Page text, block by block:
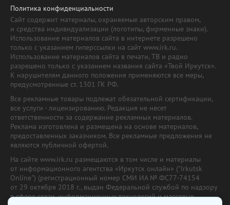
Политика конфиденциальности
Сайт содержит материалы, охраняемые авторским правом,
и средства индивидуализации (логотипы, фирменные знаки).
Использование материалов сайта в интернете разрешено
только с указанием гиперссылки на сайт www.irk.ru.
Использование материалов сайта в печати, ТВ и радио
разрешено только с указанием названия сайта «Твой Иркутск».
К нарушителям данного положения применяются все меры,
предусмотренные ст. 1301 ГК РФ.
Все рекламные товары подлежат обязательной сертификации,
все услуги - лицензированию. Редакция не несет
ответственности за содержание рекламных материалов.
Реклама изготовлена и размещена на основе материалов,
предоставленных заказчиком. Все рекламные предложения не
являются публичной офертой.
На сайте www.irk.ru размещаются в том числе и материалы
от информационного агентства «Иркутск онлайн» ("Irkutsk
Online") (регистрационный номер СМИ ИА № ФС77-74154
от 29 октября 2018 г., выдан Федеральной службой по надзору
в сфере связи, информационных технологий и массовых